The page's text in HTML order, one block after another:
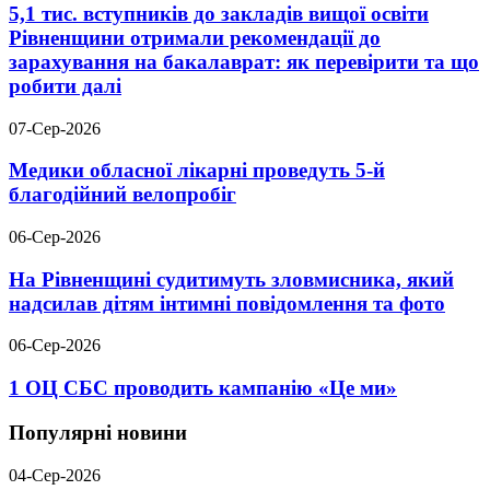
5,1 тис. вступників до закладів вищої освіти
Рівненщини отримали рекомендації до
зарахування на бакалаврат: як перевірити та що
робити далі
07-Сер-2026
Медики обласної лікарні проведуть 5-й
благодійний велопробіг
06-Сер-2026
На Рівненщині судитимуть зловмисника, який
надсилав дітям інтимні повідомлення та фото
06-Сер-2026
1 ОЦ СБС проводить кампанію «Це ми»
Популярні новини
04-Сер-2026